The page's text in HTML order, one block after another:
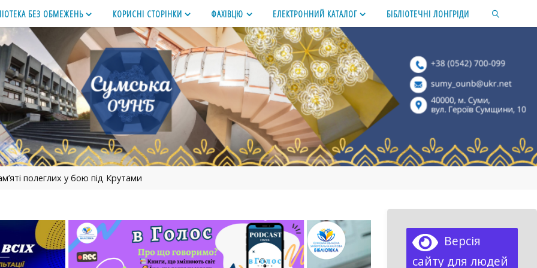
БЕЗ ОБМЕЖЕНЬ КОРИСНІ СТОРІНКИ ФАХІВЦЮ ЕЛЕКТРОННИЙ КАТАЛОГ БІБЛІОТЕЧНІ ЛОНГРІДИ
полеглих у бою під Крутами
Версія
сайту для людей